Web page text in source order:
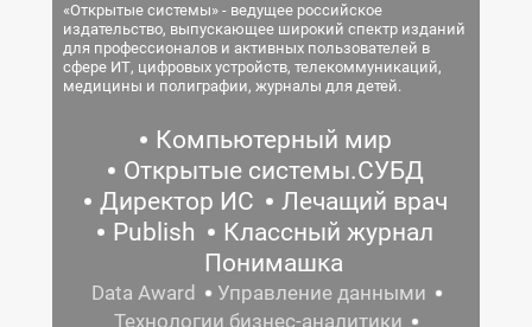
«Открытые системы» - ведущее российское
издательство, выпускающее широкий спектр изданий
для профессионалов и активных пользователей в
сфере ИТ, цифровых устройств, телекоммуникаций,
медицины и полиграфии, журналы для детей.
Компьютерный мир
Открытые системы.СУБД
Директор ИС
Лечащий врач
Publish
Классный журнал
Понимашка
Data Award
Управление данными
Технологии бизнес-аналитики